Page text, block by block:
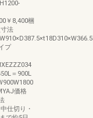
￥8,400梱
法
プ
＝900L
価格
仕切り・